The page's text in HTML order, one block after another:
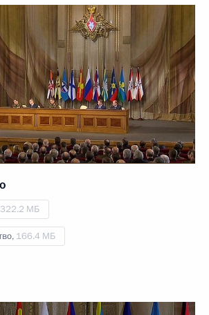
322.2 МБ
166.4 МБ